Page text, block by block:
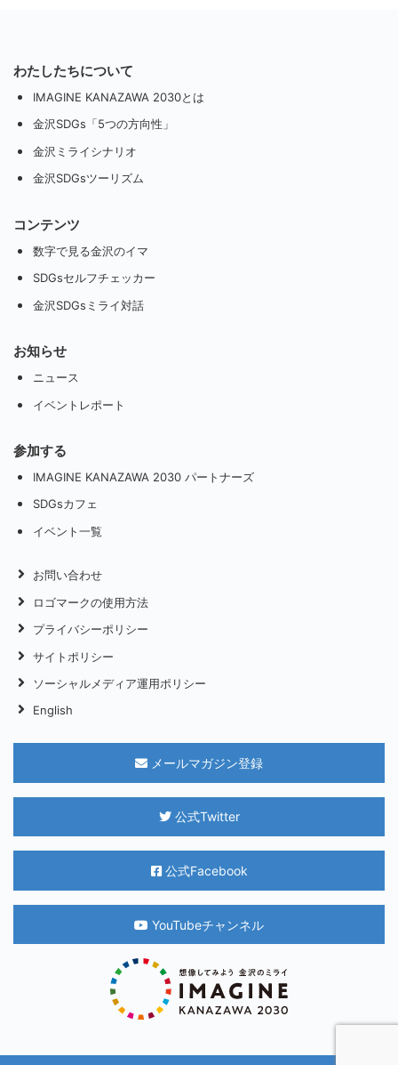
わたしたちについて
IMAGINE KANAZAWA 2030とは
金沢SDGs「5つの方向性」
金沢ミライシナリオ
金沢SDGsツーリズム
コンテンツ
数字で見る金沢のイマ
SDGsセルフチェッカー
金沢SDGsミライ対話
お知らせ
ニュース
イベントレポート
参加する
IMAGINE KANAZAWA 2030 パートナーズ
SDGsカフェ
イベント一覧
お問い合わせ
ロゴマークの使用方法
プライバシーポリシー
サイトポリシー
ソーシャルメディア運用ポリシー
English
メールマガジン登録
公式Twitter
公式Facebook
YouTubeチャンネル